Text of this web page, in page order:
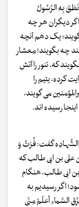
بِهِ الرَّسُولُ
دیگران هر چه
یک دهم آنچه
چه بگویند! مِعشار
که، تنور را آتش
کرده، یتیم را
می گویند،
رسیده اند.
الشَّهادِه گفت: فُزتُ وَ
علی بن ابی طالب که
ابی طالب، هنگام
اگر رسیدیم به
السَّماءِ أعلَمْ مِنّی